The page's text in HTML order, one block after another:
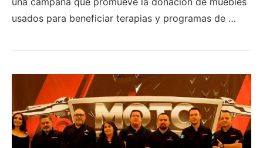
usados para beneficiar terapias y programas de …